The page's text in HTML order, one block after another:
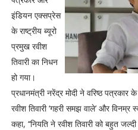
इंडियन एक्सप्रेस
के राष्ट्रीय ब्यूरो
प्रमुख रवीश
तिवारी का निधन
हो गया।
प्रधानमंत्री नरेंद्र मोदी ने वरिष्ठ
रवीश तिवारी ‘गहरी समझ वाले’ और
कहा, ‘‘नियति ने रवीश तिवारी को बहुत